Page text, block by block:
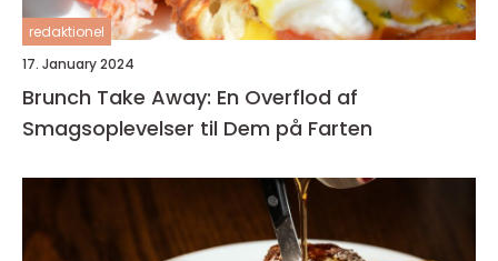
redaktionel
17. January 2024
Brunch Take Away: En Overflod af
Smagsoplevelser til Dem på Farten